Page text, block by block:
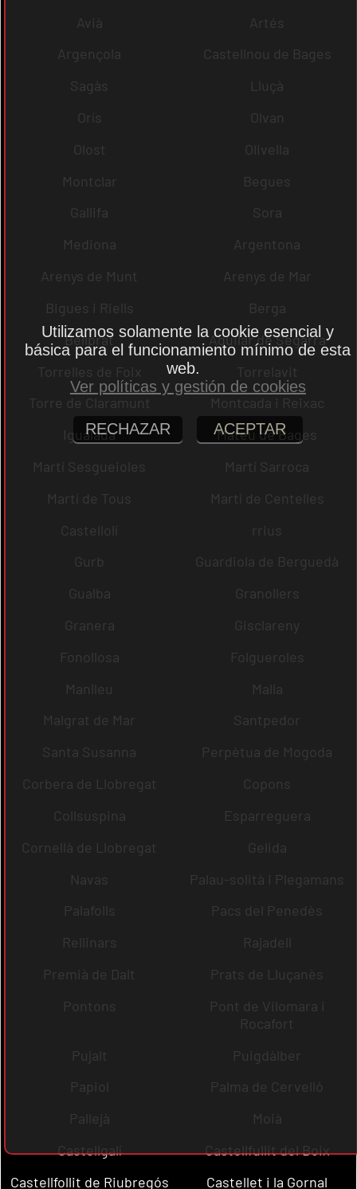
Avià
Artés
Argençola
Castellnou de Bages
Sagàs
Lluçà
Orís
Olvan
Olost
Olivella
Montclar
Begues
Gallifa
Sora
Mediona
Argentona
Arenys de Munt
Arenys de Mar
Bigues i Riells
Berga
Bellprat
Aguilar de Segarra
Torrelles de Foix
Torrelavit
Torre de Claramunt
Montcada i Reixac
Igualada
Mateu de Bages
Martí Sesgueioles
Martí Sarroca
Martí de Tous
Martí de Centelles
Castellolí
rrius
Gurb
Guardiola de Berguedà
Gualba
Granollers
Granera
Gisclareny
Fonollosa
Folgueroles
Manlleu
Malla
Malgrat de Mar
Santpedor
Santa Susanna
Perpètua de Mogoda
Corbera de Llobregat
Copons
Collsuspina
Esparreguera
Cornellà de Llobregat
Gelida
Navas
Palau-solità i Plegamans
Palafolls
Pacs del Penedès
Rellinars
Rajadell
Premià de Dalt
Prats de Lluçanès
Pontons
Pont de Vilomara i
Rocafort
Pujalt
Puigdàlber
Papiol
Palma de Cervelló
Pallejà
Moià
Castellgalí
Castellfullit del Boix
Castellfollit de Riubregós
Castellet i la Gornal
Utilizamos solamente la cookie esencial y
básica para el funcionamiento mínimo de esta
web.
Ver políticas y gestión de cookies
RECHAZAR ACEPTAR